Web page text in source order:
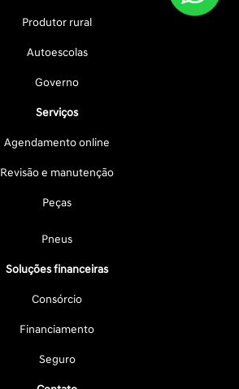
Produtor rural
Autoescolas
Governo
Serviços
Agendamento online
Revisão e manutenção
Peças
Pneus
Soluções financeiras
Consórcio
Financiamento
Seguro